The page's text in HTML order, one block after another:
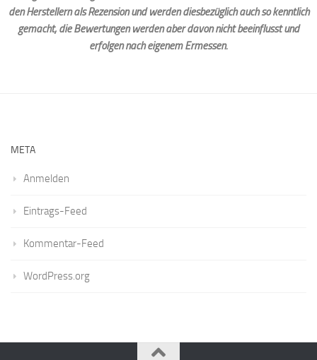
den Herstellern als Rezension und werden diesbezüglich auch so kenntlich
gemacht, die Bewertungen werden aber davon nicht beeinflusst und
erfolgen nach eigenem Ermessen.
META
Anmelden
Eintrags-Feed
Kommentar-Feed
WordPress.org